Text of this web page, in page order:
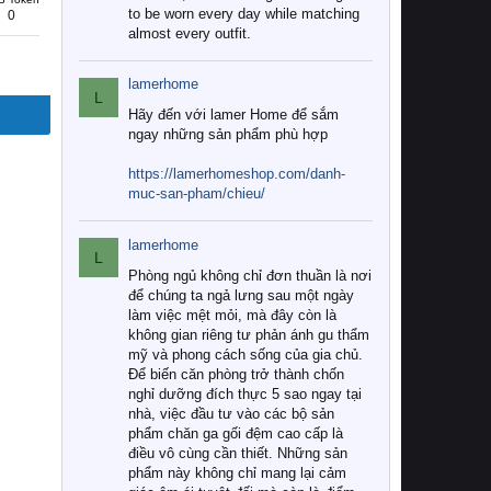
0
to be worn every day while matching
almost every outfit.
L
lamerhome
Hãy đến với lamer Home để sắm
ngay những sản phẩm phù hợp
https://lamerhomeshop.com/danh-
muc-san-pham/chieu/
L
lamerhome
Phòng ngủ không chỉ đơn thuần là nơi
để chúng ta ngả lưng sau một ngày
làm việc mệt mỏi, mà đây còn là
không gian riêng tư phản ánh gu thẩm
mỹ và phong cách sống của gia chủ.
Để biến căn phòng trở thành chốn
nghỉ dưỡng đích thực 5 sao ngay tại
nhà, việc đầu tư vào các bộ sản
phẩm chăn ga gối đệm cao cấp là
điều vô cùng cần thiết. Những sản
phẩm này không chỉ mang lại cảm